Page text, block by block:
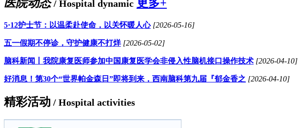
医院动态 / Hospital dynamic 更多+
5·12护士节：以温柔赴使命，以关怀暖人心 [2026-05-16]
五一假期不停诊，守护健康不打烊 [2026-05-02]
脑科新闻丨我院康复医师参加中国康复医学会非侵入性脑机接口操作技术 [2026-04-10]
好消息！第30个“世界帕金森日”即将到来，西南脑科第九届『郁金香之 [2026-04-10]
精彩活动 / Hospital activities